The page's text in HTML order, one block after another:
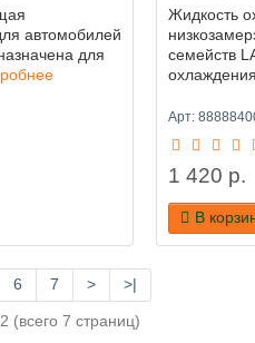
автомобилей
для
Жидкость
семейств
охлаждения
Арт:
1 420 р.
В
6 7 > >|
(всего 7 страниц)